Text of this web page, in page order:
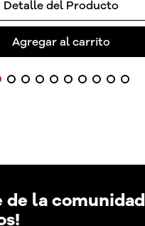
Detalle del Producto
Agregar al carrito
de la comunidad